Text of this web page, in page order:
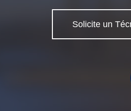
Solicite un